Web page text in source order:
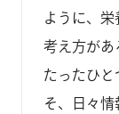
ように、
考え方があ
たったひ
そ、日々